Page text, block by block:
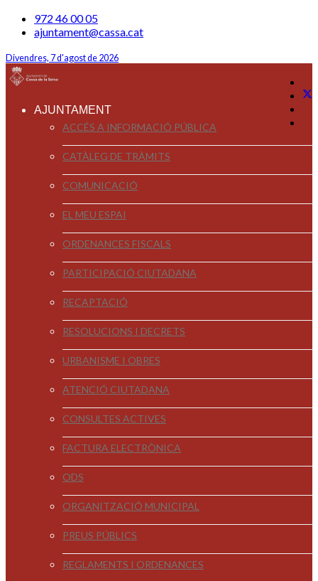
972 46 00 05
ajuntament@cassa.cat
Divendres, 7 d'agost de 2026
AJUNTAMENT
ACCÉS A INFORMACIÓ PÚBLICA
CATÀLEG DE TRÀMITS
COMUNICACIÓ
EL MEU ESPAI
ORDENANCES FISCALS
PARTICIPACIÓ CIUTADANA
RECAPTACIÓ
RESOLUCIONS I DECRETS
URBANISME I OBRES
ATENCIÓ CIUTADANA
CONSULTES ACTIVES
FACTURA ELECTRÒNICA
ODS
ORGANITZACIÓ MUNICIPAL
PREUS PÚBLICS
REGLAMENTS I ORDENANCES